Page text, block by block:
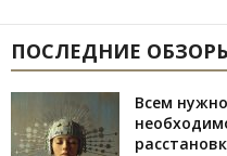
ПОСЛЕДНИЕ
Всем